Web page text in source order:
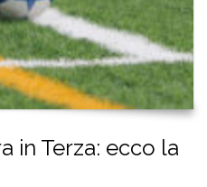
in Terza: ecco la